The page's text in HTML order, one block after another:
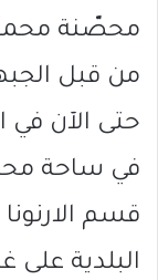
محصّنة
من قبل
حتى الآن في
في ساحة
قسم
البلدية